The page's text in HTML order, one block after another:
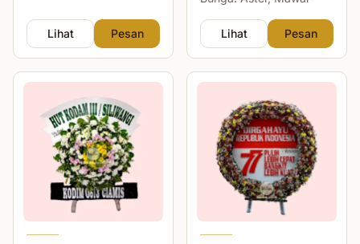
Lihat Pesan Lihat Pesan